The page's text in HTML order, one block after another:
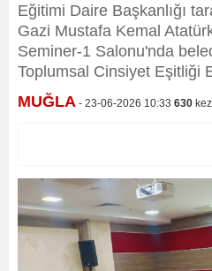
Eğitimi Daire Başkanlığı
Gazi Mustafa Kemal
Seminer-1 Salonu'nda
Toplumsal Cinsiyet Eşitliği
MUĞLA - 23-06-2026 10:33 630